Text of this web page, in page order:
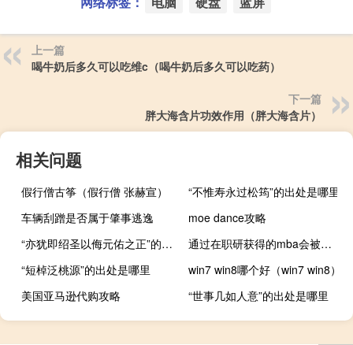
上一篇
喝牛奶后多久可以吃维c（喝牛奶后多久可以吃药）
下一篇
胖大海含片功效作用（胖大海含片）
相关问题
假行僧古筝（假行僧 张赫宣）
“不惟寿永过松筠”的出处是哪里
车辆刮蹭是否属于肇事逃逸
moe dance攻略
“亦犹即绍圣以侮元佑之正”的出处是哪里
通过在职研获得的mba会被认可吗
“短棹泛桃源”的出处是哪里
win7 win8哪个好（win7 win8）
美国亚马逊代购攻略
“世事几如人意”的出处是哪里